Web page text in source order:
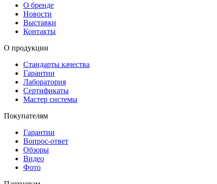
О бренде
Новости
Выставки
Контакты
О продукции
Стандарты качества
Гарантии
Лаборатория
Сертификаты
Мастер системы
Покупателям
Гарантии
Вопрос-ответ
Обзоры
Видео
Фото